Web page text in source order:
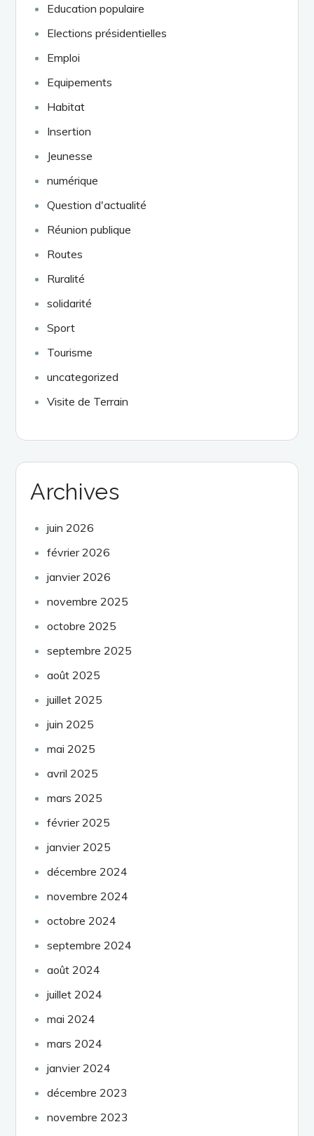
Education populaire
Elections présidentielles
Emploi
Equipements
Habitat
Insertion
Jeunesse
numérique
Question d'actualité
Réunion publique
Routes
Ruralité
solidarité
Sport
Tourisme
uncategorized
Visite de Terrain
Archives
juin 2026
février 2026
janvier 2026
novembre 2025
octobre 2025
septembre 2025
août 2025
juillet 2025
juin 2025
mai 2025
avril 2025
mars 2025
février 2025
janvier 2025
décembre 2024
novembre 2024
octobre 2024
septembre 2024
août 2024
juillet 2024
mai 2024
mars 2024
janvier 2024
décembre 2023
novembre 2023